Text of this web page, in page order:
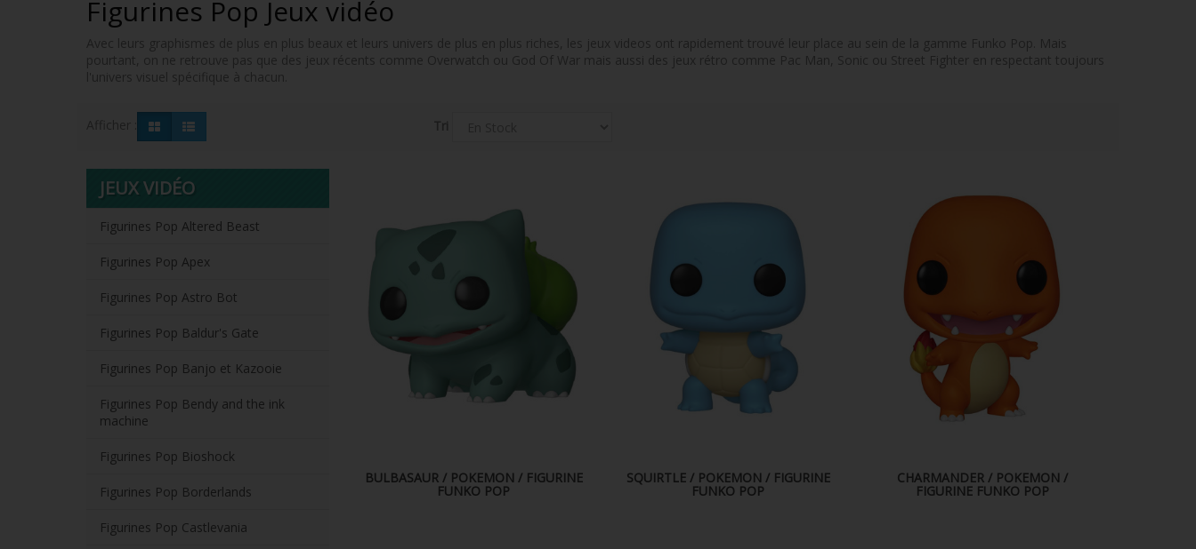
Figurines Pop Jeux vidéo
Avec leurs graphismes de plus en plus beaux et leurs univers de plus en plus riches, les jeux videos ont rapidement trouvé leur place au sein de la gamme Funko Pop. Mais
pourtant, on ne retrouve pas que des jeux récents comme Overwatch ou God Of War mais aussi des jeux rétro comme Pac Man, Sonic ou Street Fighter en respectant toujours
l'univers visuel spécifique à chacun.
JEUX VIDÉO
Figurines Pop Altered Beast
Figurines Pop Apex
Figurines Pop Astro Bot
Figurines Pop Baldur's Gate
Figurines Pop Banjo et Kazooie
Figurines Pop Bendy and the ink
machine
Figurines Pop Bioshock
Figurines Pop Borderlands
Figurines Pop Castlevania
BULBASAUR / POKEMON / FIGURINE
FUNKO POP
SQUIRTLE / POKEMON / FIGURINE
FUNKO POP
CHARMANDER / POKEMON /
FIGURINE FUNKO POP